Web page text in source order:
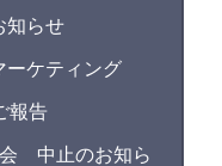
知らせ
ケティング
報告
中止のお知ら